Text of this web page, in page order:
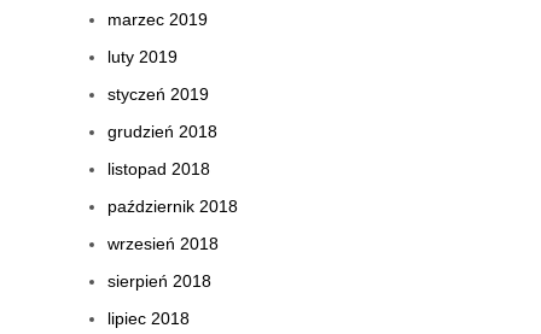
marzec 2019
luty 2019
styczeń 2019
grudzień 2018
listopad 2018
październik 2018
wrzesień 2018
sierpień 2018
lipiec 2018